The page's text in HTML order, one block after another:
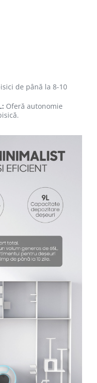
de până la 8-10
Oferă autonomie